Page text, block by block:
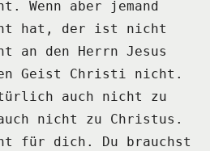
Wenn aber jemand
hat, der ist nicht
an den Herrn Jesus
Geist Christi nicht.
auch nicht zu
nicht zu Christus.
für dich.
Du brauchst